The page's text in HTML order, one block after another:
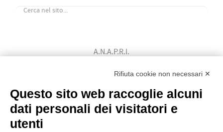
A.N.A.P.R.I.
Bovini di Razza Pezzata Rossa Italiana
(Ente Morale D.P.R. n. 147 del 12/02/1964)
Codice Fiscale: 80009310303
Rifiuta cookie non necessari ✕
Questo sito web raccoglie alcuni
dati personali dei visitatori e
utenti